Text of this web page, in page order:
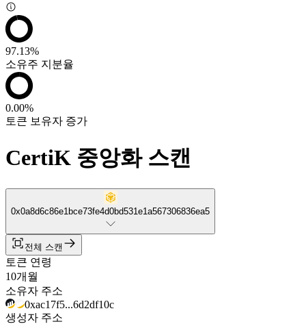
97.13%
소유주 지분율
0.00%
토큰 보유자 증가
CertiK 중앙화 스캔
0x0a8d6c86e1bce73fe4d0bd531e1a567306836ea5
전체 스캔
토큰 연령
10개월
소유자 주소
0xac17f5...6d2df10c
생성자 주소